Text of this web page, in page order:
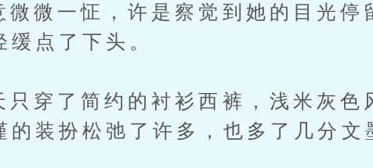
一怔，许是察觉到她的目光停
缓点了下头。
了简约的衬衫西裤，浅米灰色
的装扮松弛了许多，也多了几分文